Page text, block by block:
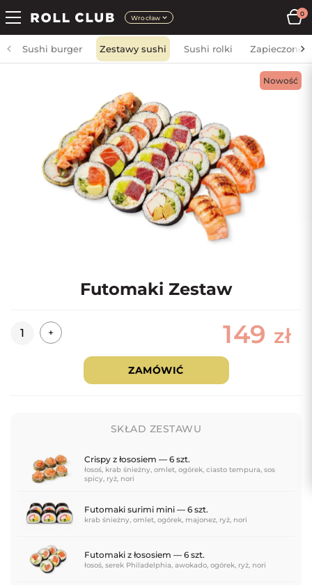
Wrocław
0
Sushi burger Zestawy sushi Sushi rolki Zapieczone
Nowość
Futomaki Zestaw
Ilość + 149 zł
ZAMÓWIĆ
SKŁAD ZESTAWU
Crispy z łososiem — 6 szt.
łosoś, krab śnieżny, omlet, ogórek, ciasto tempura, sos
spicy, ryż, nori
Futomaki surimi mini — 6 szt.
krab śnieżny, omlet, ogórek, majonez, ryż, nori
Futomaki z łososiem — 6 szt.
łosoś, serek Philadelphia, awokado, ogórek, ryż, nori